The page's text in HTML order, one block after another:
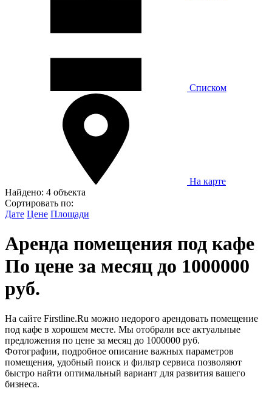
Списком
На карте
Найдено: 4 объекта
Сортировать по:
Дате Цене Площади
Аренда помещения под кафе
По цене за месяц до 1000000
руб.
На сайте Firstline.Ru можно недорого арендовать помещение
под кафе в хорошем месте. Мы отобрали все актуальные
предложения по цене за месяц до 1000000 руб.
Фотографии, подробное описание важных параметров
помещения, удобный поиск и фильтр сервиса позволяют
быстро найти оптимальный вариант для развития вашего
бизнеса.